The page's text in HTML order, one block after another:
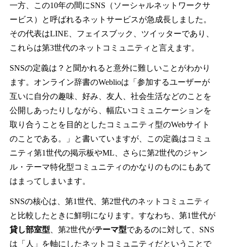
一方、この10年の間にSNS（ソーシャルネットワークサ
ービス）と呼ばれるネットサービスが急成長しました。
その代表はLINE、フェイスブック、ツイッターであり、
これらは第3世代のネットコミュニティと言えます。
SNSの定義は？と聞かれると意外に難しいことがわかり
ます。オンライン辞書のWeblioは「参加するユーザーが
互いに自分の趣味、好み、友人、社会生活などのことを
公開しあったりしながら、幅広いコミュニケーションを
取り合うことを目的としたコミュニティ型のWebサイト
のことである。」と書いていますが、この定義はコミュ
ニティ第1世代の掲示板やML、さらに第2世代のジャン
ル・テーマ特化型コミュニティのかなりのものにもあて
はまってしまいます。
SNSの核心は、第1世代、第2世代のネットコミュニティ
と比較したときに鮮明になります。すなわち、第1世代が
貸し部室型 、第2世代がテーマ型であるのに対して、SNS
は「人」を軸にしたネットコミュニティだということで